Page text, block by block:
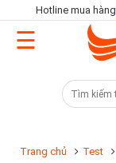
Trang
Hotline mua hàng
☰
Trang chủ Test